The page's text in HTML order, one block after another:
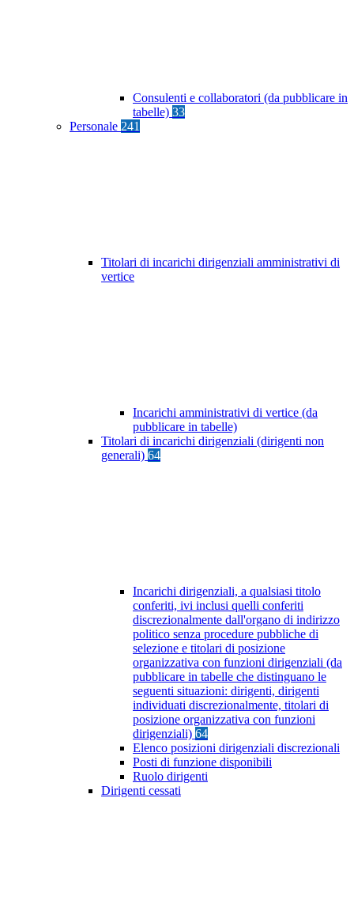
Consulenti e collaboratori (da pubblicare in
tabelle) 33
Personale 241
Titolari di incarichi dirigenziali amministrativi di
vertice
Incarichi amministrativi di vertice (da
pubblicare in tabelle)
Titolari di incarichi dirigenziali (dirigenti non
generali) 64
Incarichi dirigenziali, a qualsiasi titolo
conferiti, ivi inclusi quelli conferiti
discrezionalmente dall'organo di indirizzo
politico senza procedure pubbliche di
selezione e titolari di posizione
organizzativa con funzioni dirigenziali (da
pubblicare in tabelle che distinguano le
seguenti situazioni: dirigenti, dirigenti
individuati discrezionalmente, titolari di
posizione organizzativa con funzioni
dirigenziali) 64
Elenco posizioni dirigenziali discrezionali
Posti di funzione disponibili
Ruolo dirigenti
Dirigenti cessati